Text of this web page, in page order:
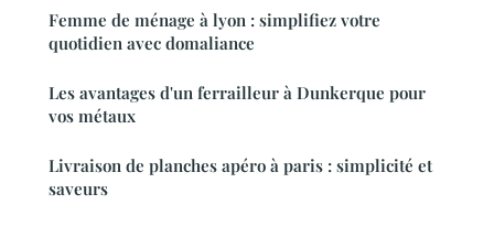
Femme de ménage à lyon : simplifiez votre
quotidien avec domaliance
Les avantages d'un ferrailleur à Dunkerque pour
vos métaux
Livraison de planches apéro à paris : simplicité et
saveurs